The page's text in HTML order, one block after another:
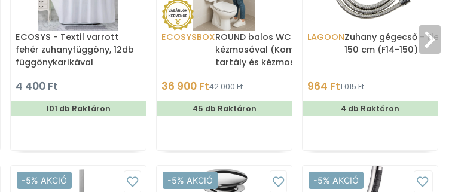
ECOSYS - Textil varrott
fehér zuhanyfüggöny, 12db
függönykarikával
4 400 Ft
101 db Raktáron
ECOSYSBOXROUND balos WC tartály
kézmosóval (Kombi WC
tartály és kézmosó)
36 900 Ft42 000 Ft
45 db Raktáron
LAGOONZuhany gégecső -
150 cm (F14-150)
964 Ft1 015 Ft
4 db Raktáron
-5% AKCIÓ -5% AKCIÓ -5% AKCIÓ